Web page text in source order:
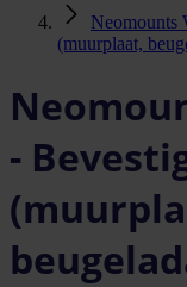
Neomounts
(muurplaat,
-